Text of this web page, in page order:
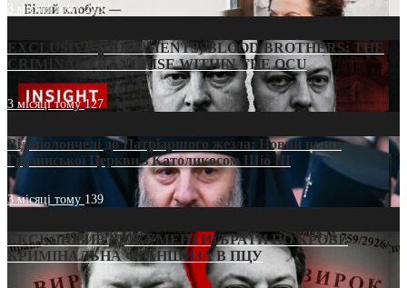
3 місяці тому213
EXCLUSIVE (DOCUMENTS)/BLOOD BROTHERS: THE
CRIMINAL FRANCHISE WITHIN THE OCU
3 місяці тому127
Від віолончелі до Патріаршого жезла: Новий шлях
Грузинської Церкви з Католикосом Шіо III
3 місяці тому 139
ЕКСКЛЮЗИВ (ДОКУМЕНТИ)/БРАТИ ПО КРОВІ:
КРИМІНАЛЬНА ФРАНШИЗА В ПЦУ